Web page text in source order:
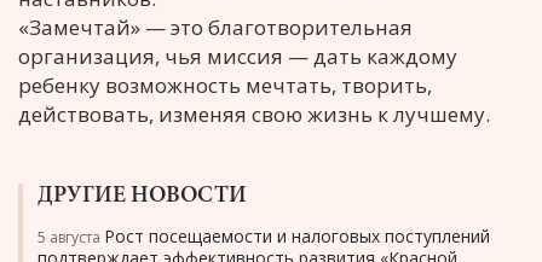
«Замечтай» — это благотворительная
организация, чья миссия — дать каждому
ребенку возможность мечтать, творить,
действовать, изменяя свою жизнь к лучшему.
ДРУГИЕ НОВОСТИ
5 августа Рост посещаемости и налоговых поступлений
подтверждает эффективность развития «Красной